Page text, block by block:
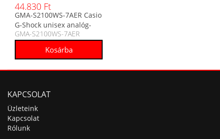
44.830 Ft
GMA-S2100WS-7AER Casio
G-Shock unisex analóg-
digitális karóra
GMA-S2100WS-7AER
KAPCSOLAT
Üzleteink
Kapcsolat
Rólunk